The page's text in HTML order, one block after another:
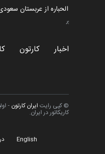
امین الحباره از عربستان
کاریکاتور
اخبار کارتون
© کپی رایت ایران کارتون -
کاریکاتور در ایران.
English